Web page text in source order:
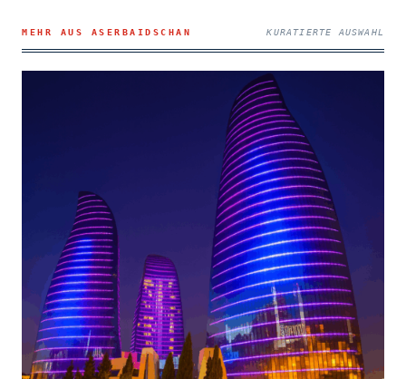
MEHR AUS ASERBAIDSCHAN KURATIERTE AUSWAHL